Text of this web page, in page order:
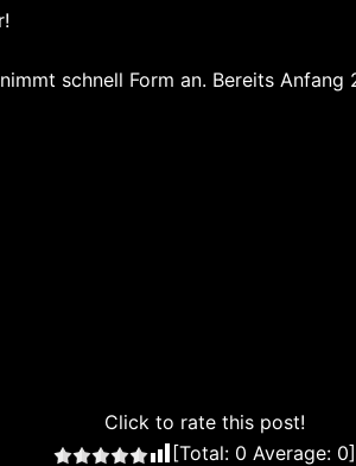
schnell Form an. Bereits
Click to rate this post!
[Total: 0 Average: 0]